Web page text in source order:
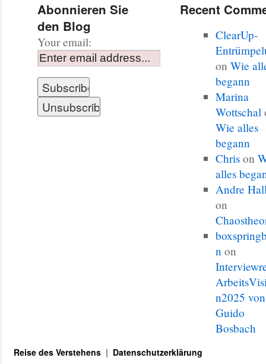
Abonnieren Sie
den Blog
Your email:
Recent
ClearUp-
onWie
begann
Marina
Wottschal
Wie alles
begann
Chris on
alles
Andre
on
n on
n2025 von
Guido
Bosbach
Reise des Verstehens Datenschutzerklärung